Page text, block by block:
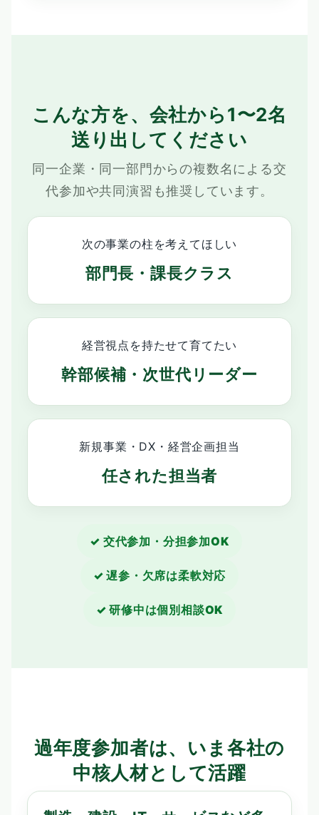
こんな方を、会社から1〜2名
送り出してください
同一企業・同一部門からの複数名による交
代参加や共同演習も推奨しています。
次の事業の柱を考えてほしい
部門長・課長クラス
経営視点を持たせて育てたい
幹部候補・次世代リーダー
新規事業・DX・経営企画担当
任された担当者
✓ 交代参加・分担参加OK
✓ 遅参・欠席は柔軟対応
✓ 研修中は個別相談OK
過年度参加者は、いま各社の
中核人材として活躍